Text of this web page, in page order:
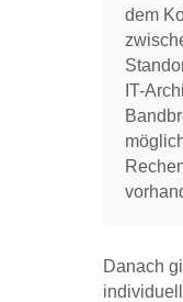
dem
IT-
Danach